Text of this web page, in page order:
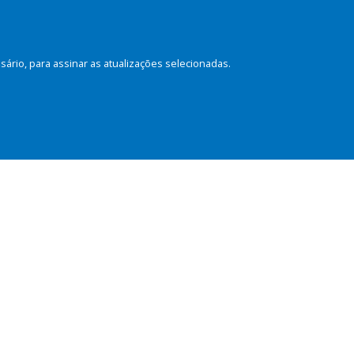
para assinar as atualizações selecionadas.